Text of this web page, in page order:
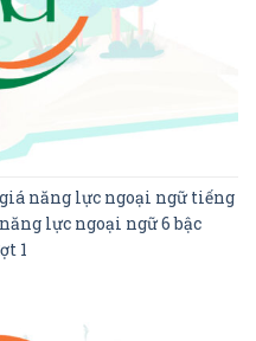
năng lực ngoại ngữ tiếng
lực ngoại ngữ 6 bậc
1